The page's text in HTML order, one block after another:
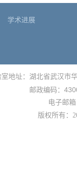
学术进展
室地址：湖北省武汉市
邮政编码：
电子邮
版权所有：